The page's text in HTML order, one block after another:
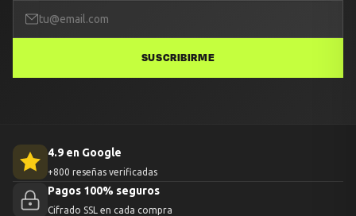
SUSCRIBIRME
4.9 en Google
+800 reseñas verificadas
Pagos 100% seguros
Cifrado SSL en cada compra